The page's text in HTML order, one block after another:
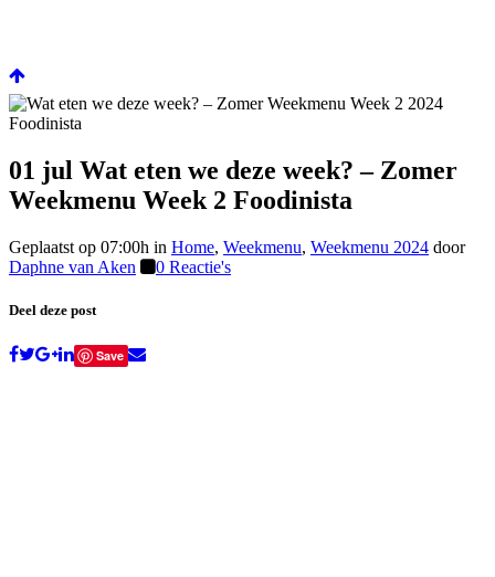
01 jul Wat eten we deze week? – Zomer
Weekmenu Week 2 Foodinista
Geplaatst op 07:00h in Home, Weekmenu, Weekmenu 2024 door
Daphne van Aken
0 Reactie's
Deel deze post
Save